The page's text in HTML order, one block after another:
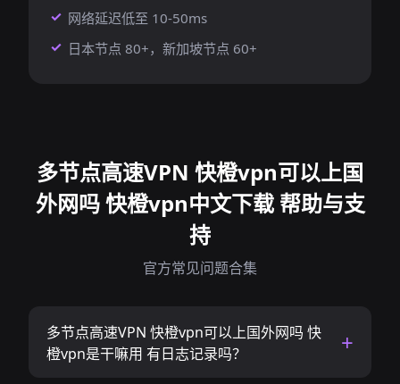
网络延迟低至 10-50ms
日本节点 80+，新加坡节点 60+
多节点高速VPN 快橙vpn可以上国
外网吗 快橙vpn中文下载 帮助与支
持
官方常见问题合集
多节点高速VPN 快橙vpn可以上国外网吗 快
橙vpn是干嘛用 有日志记录吗？